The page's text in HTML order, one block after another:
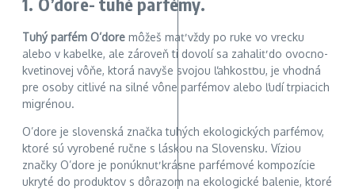
Tuhý parfém O’dore môžeš mať vždy po ruke vo vrecku
alebo v kabelke, ale zároveň ti dovolí sa zahaliť do ovocno-
kvetinovej vôňe, ktorá navyše svojou ľahkosťou, je vhodná
pre osoby citlivé na silné vône parfémov alebo ľudí trpiacich
migrénou.
O’dore je slovenská značka tuhých ekologických parfémov,
ktoré sú vyrobené ručne s láskou na Slovensku. Víziou
značky O’dore je ponúknuť krásne parfémové kompozície
ukryté do produktov s dôrazom na ekologické balenie, ktoré